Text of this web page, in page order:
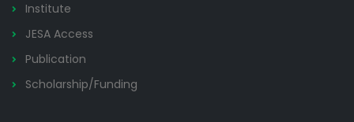
Institute
JESA Access
Publication
Scholarship/Funding